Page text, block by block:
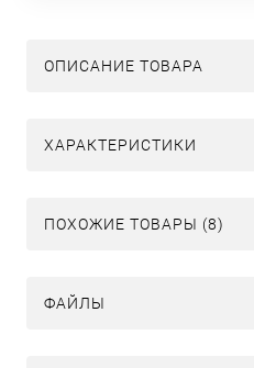
ОПИСАНИЕ ТОВАРА
ХАРАКТЕРИСТИКИ
ПОХОЖИЕ ТОВАРЫ (8)
ФАЙЛЫ